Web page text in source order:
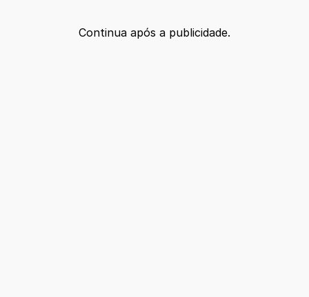
Continua após a publicidade.